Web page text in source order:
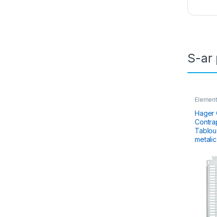
S-ar
&
Hager
Tablou